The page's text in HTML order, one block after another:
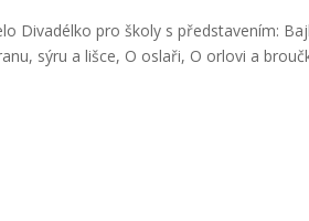
Divadélko pro školy s představením:
sýru a lišce, O oslaři, O orlovi a